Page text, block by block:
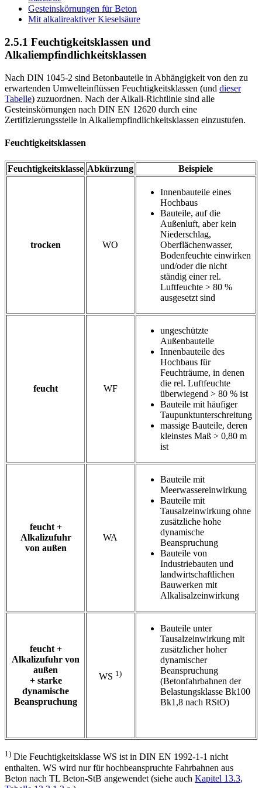
Gesteinskörnungen für Beton
Mit alkalireaktiver Kieselsäure
2.5.1 Feuchtigkeitsklassen und
Alkaliempfindlichkeitsklassen
Nach DIN 1045-2 sind Betonbauteile in Abhängigkeit von den zu
erwartenden Umwelteinflüssen Feuchtigkeitsklassen (und dieser
Tabelle) zuzuordnen. Nach der Alkali-Richtlinie sind alle
Gesteinskörnungen nach DIN EN 12620 durch eine
Zertifizierungsstelle in Alkaliempfindlichkeitsklassen einzustufen.
Feuchtigkeitsklassen
Feuchtigkeitsklasse Abkürzung Beispiele
trocken WO
Innenbauteile eines
Hochbaus
Bauteile, auf die
Außenluft, aber kein
Niederschlag,
Oberflächenwasser,
Bodenfeuchte einwirken
und/oder die nicht
ständig einer rel.
Luftfeuchte > 80 %
ausgesetzt sind
feucht WF
ungeschützte
Außenbauteile
Innenbauteile des
Hochbaus für
Feuchträume, in denen
die rel. Luftfeuchte
überwiegend > 80 % ist
Bauteile mit häufiger
Taupunktunterschreitung
massige Bauteile, deren
kleinstes Maß > 0,80 m
ist
feucht +
Alkalizufuhr
von außen
WA
Bauteile mit
Meerwassereinwirkung
Bauteile mit
Tausalzeinwirkung ohne
zusätzliche hohe
dynamische
Beanspruchung
Bauteile von
Industriebauten und
landwirtschaftlichen
Bauwerken mit
Alkalisalzeinwirkung
feucht +
Alkalizufuhr von
außen
+ starke
dynamische
Beanspruchung
WS 1)
Bauteile unter
Tausalzeinwirkung mit
zusätzlicher hoher
dynamischer
Beanspruchung
(Betonfahrbahnen der
Belastungsklasse Bk100
Bk1,8 nach RStO)
1) Die Feuchtigkeitsklasse WS ist in DIN EN 1992-1-1 nicht
enthalten. WS wird nur für hochbeanspruchte Fahrbahnen aus
Beton nach TL Beton-StB angewendet (siehe auch Kapitel 13.3,